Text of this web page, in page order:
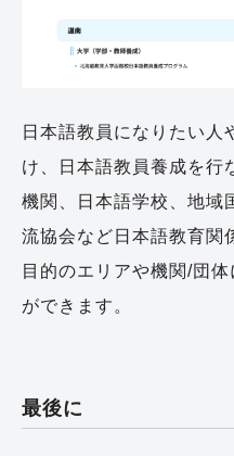
日本語教員になりたい人
け、日本語教員養成を行
機関、日本語学校、地域
流協会など日本語教育関
目的のエリアや機関/団
ができます。
最後に